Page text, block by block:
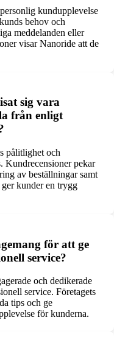
kundupplevelse
behov och
meddelanden eller
visar Nanoride att de
sig vara
från enligt
pålitlighet och
Kundrecensioner pekar
av beställningar samt
kunder en trygg
för att ge
service?
och dedikerade
service. Företagets
tips och ge
för kunderna.